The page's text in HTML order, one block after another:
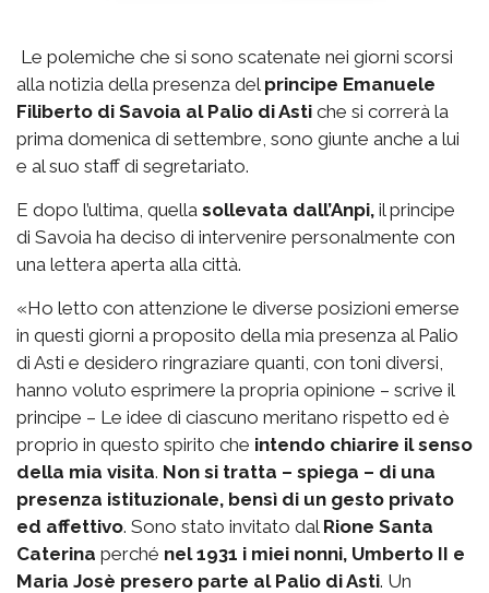
Le polemiche che si sono scatenate nei giorni scorsi
alla notizia della presenza del principe Emanuele
Filiberto di Savoia al Palio di Asti che si correrà la
prima domenica di settembre, sono giunte anche a lui
e al suo staff di segretariato.
E dopo l’ultima, quella sollevata dall’Anpi, il principe
di Savoia ha deciso di intervenire personalmente con
una lettera aperta alla città.
«Ho letto con attenzione le diverse posizioni emerse
in questi giorni a proposito della mia presenza al Palio
di Asti e desidero ringraziare quanti, con toni diversi,
hanno voluto esprimere la propria opinione – scrive il
principe – Le idee di ciascuno meritano rispetto ed è
proprio in questo spirito che intendo chiarire il senso
della mia visita. Non si tratta – spiega – di una
presenza istituzionale, bensì di un gesto privato
ed affettivo. Sono stato invitato dal Rione Santa
Caterina perché nel 1931 i miei nonni, Umberto II e
Maria Josè presero parte al Palio di Asti. Un